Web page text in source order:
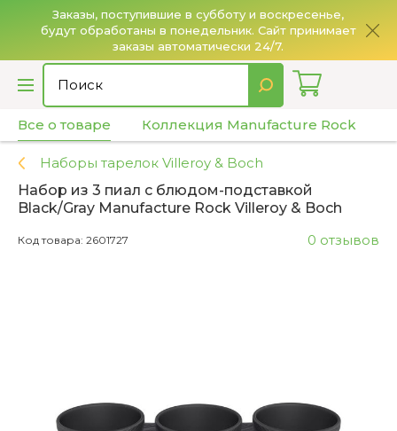
Заказы, поступившие в субботу и воскресенье,
будут обработаны в понедельник. Сайт принимает
заказы автоматически 24/7.
Все о товаре Коллекция Manufacture Rock
Наборы тарелок Villeroy & Boch
Набор из 3 пиал с блюдом-подставкой
Black/Gray Manufacture Rock Villeroy & Boch
0 отзывов
Код товара: 2601727